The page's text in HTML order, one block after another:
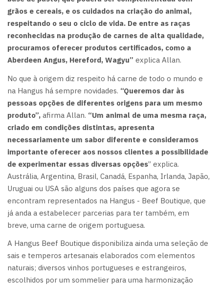
grãos e cereais, e os cuidados na criação do animal,
respeitando o seu o ciclo de vida. De entre as raças
reconhecidas na produção de carnes de alta qualidade,
procuramos oferecer produtos certificados, como a
Aberdeen Angus, Hereford, Wagyu” explica Allan.
No que à origem diz respeito há carne de todo o mundo e
na Hangus há sempre novidades. “Queremos dar às
pessoas opções de diferentes origens para um mesmo
produto”, afirma Allan. “Um animal de uma mesma raça,
criado em condições distintas, apresenta
necessariamente um sabor diferente e consideramos
importante oferecer aos nossos clientes a possibilidade
de experimentar essas diversas opções” explica.
Austrália, Argentina, Brasil, Canadá, Espanha, Irlanda, Japão,
Uruguai ou USA são alguns dos países que agora se
encontram representados na Hangus - Beef Boutique, que
já anda a estabelecer parcerias para ter também, em
breve, uma carne de origem portuguesa.
A Hangus Beef Boutique disponibiliza ainda uma seleção de
sais e temperos artesanais elaborados com elementos
naturais; diversos vinhos portugueses e estrangeiros,
escolhidos por um sommelier para uma harmonização